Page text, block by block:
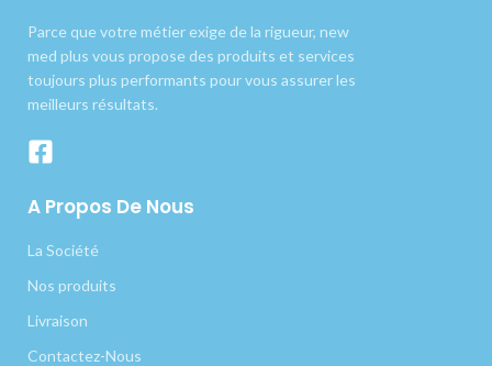
Parce que votre métier exige de la rigueur, new
med plus vous propose des produits et services
toujours plus performants pour vous assurer les
meilleurs résultats.
A Propos De Nous
La Société
Nos produits
Livraison
Contactez-Nous